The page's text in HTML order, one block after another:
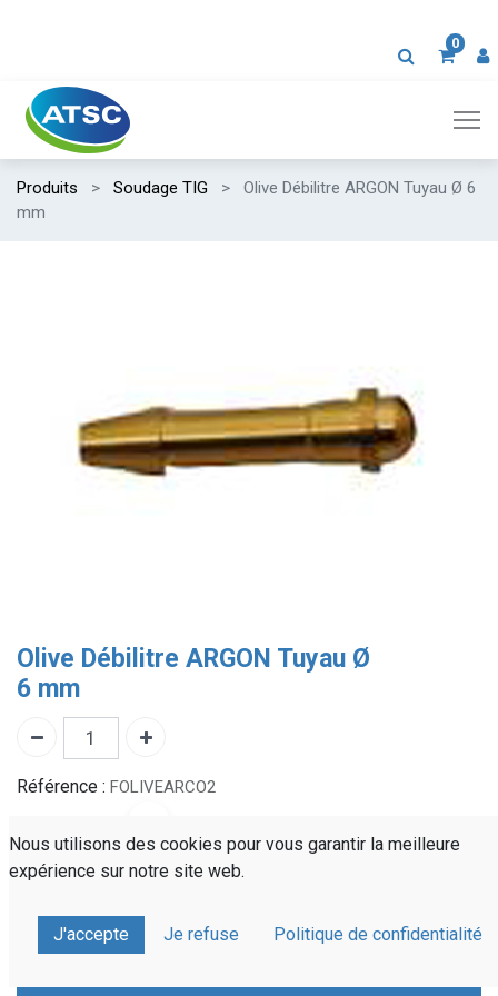
0
Produits Soudage TIG
Olive Débilitre ARGON Tuyau Ø 6
mm
Olive Débilitre ARGON Tuyau Ø
6 mm
Référence : FOLIVEARCO2
Livraison rapide
À votre écoute
Nous utilisons des cookies pour vous garantir la meilleure
expérience sur notre site web.
J'accepte Je refuse Politique de confidentialité